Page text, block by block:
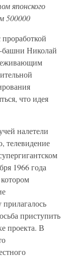
японского
500000
башни Николай
что идея
налетели
телевидение
1966 года
приступить
проекта. В